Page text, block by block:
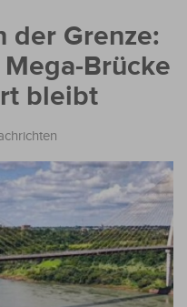
der Grenze:
Brücke
bleibt